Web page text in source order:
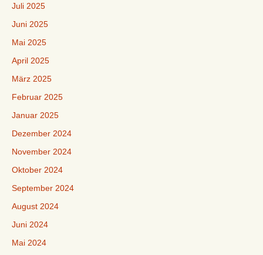
Juli 2025
Juni 2025
Mai 2025
April 2025
März 2025
Februar 2025
Januar 2025
Dezember 2024
November 2024
Oktober 2024
September 2024
August 2024
Juni 2024
Mai 2024